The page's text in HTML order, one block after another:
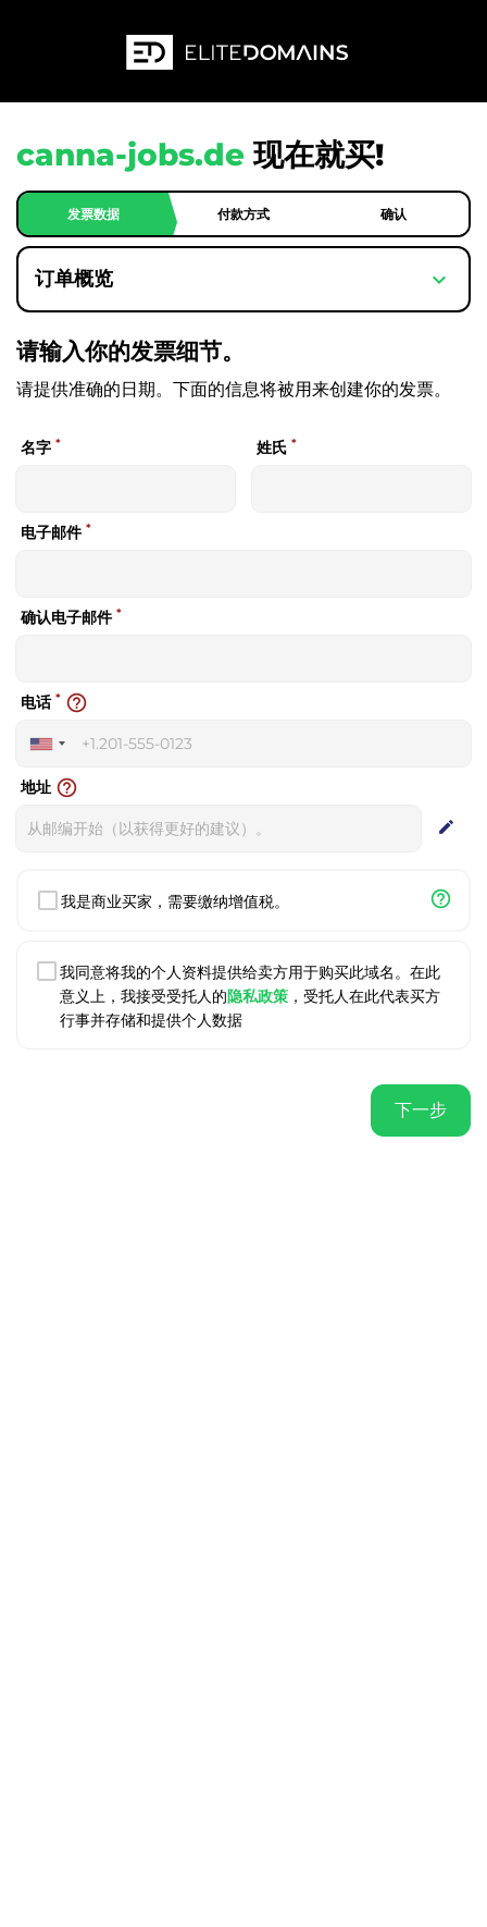
canna-jobs.de 现在就买!
发票数据 付款方式 确认
订单概览 expand_more
请输入你的发票细节。
请提供准确的日期。下面的信息将被用来创建你的发票。
名字 * 姓氏 *
电子邮件 *
确认电子邮件 *
United
States
+1
电话 * help_outline
地址 help_outline
edit
我是商业买家，需要缴纳增值税。 help_outline
我同意将我的个人资料提供给卖方用于购买此域名。在此
意义上，我接受受托人的隐私政策 ，受托人在此代表买方
行事并存储和提供个人数据
下一步